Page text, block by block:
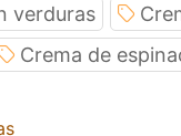
verduras
Crema de